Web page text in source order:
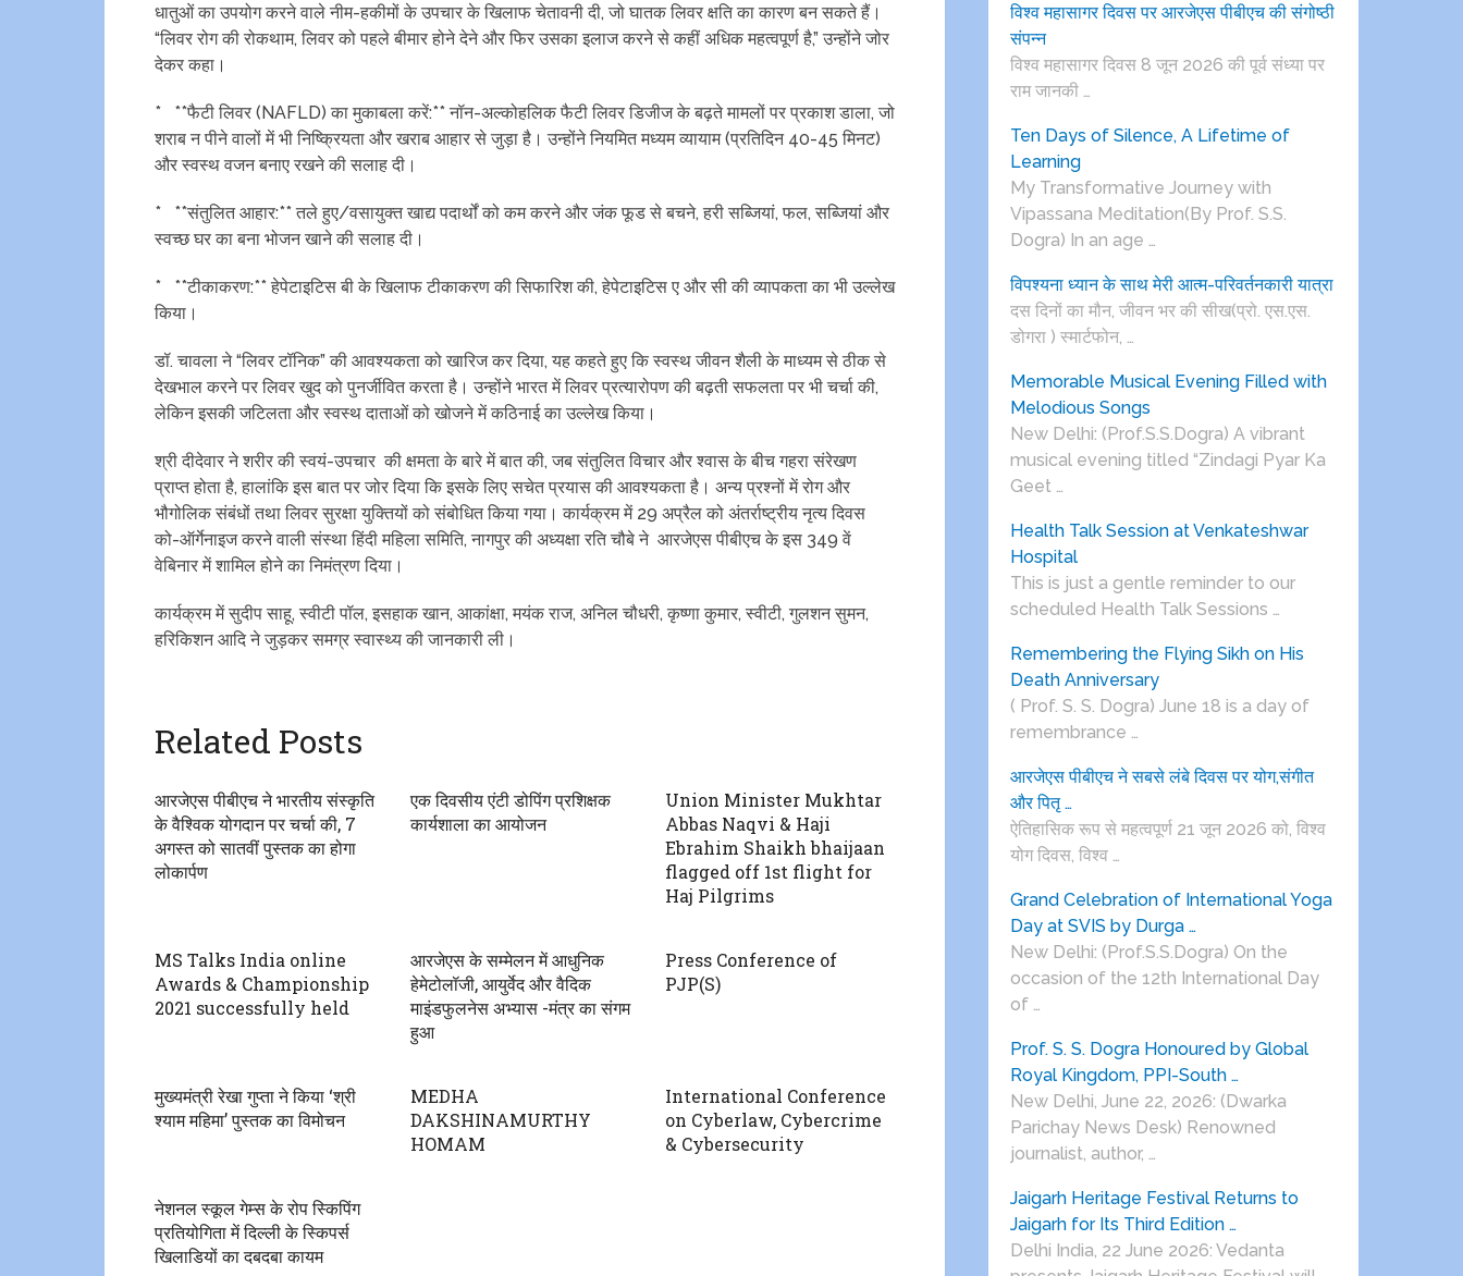
धातुओं का उपयोग करने वाले नीम-हकीमों के उपचार के खिलाफ चेतावनी दी, जो घातक लिवर क्षति का कारण बन सकते हैं।
“लिवर रोग की रोकथाम, लिवर को पहले बीमार होने देने और फिर उसका इलाज करने से कहीं अधिक महत्वपूर्ण है,” उन्होंने जोर
देकर कहा।
* **फैटी लिवर (NAFLD) का मुकाबला करें:** नॉन-अल्कोहलिक फैटी लिवर डिजीज के बढ़ते मामलों पर प्रकाश डाला, जो
शराब न पीने वालों में भी निष्क्रियता और खराब आहार से जुड़ा है। उन्होंने नियमित मध्यम व्यायाम (प्रतिदिन 40-45 मिनट)
और स्वस्थ वजन बनाए रखने की सलाह दी।
* **संतुलित आहार:** तले हुए/वसायुक्त खाद्य पदार्थों को कम करने और जंक फूड से बचने, हरी सब्जियां, फल, सब्जियां और
स्वच्छ घर का बना भोजन खाने की सलाह दी।
* **टीकाकरण:** हेपेटाइटिस बी के खिलाफ टीकाकरण की सिफारिश की, हेपेटाइटिस ए और सी की व्यापकता का भी उल्लेख
किया।
डॉ. चावला ने “लिवर टॉनिक” की आवश्यकता को खारिज कर दिया, यह कहते हुए कि स्वस्थ जीवन शैली के माध्यम से ठीक से
देखभाल करने पर लिवर खुद को पुनर्जीवित करता है। उन्होंने भारत में लिवर प्रत्यारोपण की बढ़ती सफलता पर भी चर्चा की,
लेकिन इसकी जटिलता और स्वस्थ दाताओं को खोजने में कठिनाई का उल्लेख किया।
श्री दीदेवार ने शरीर की स्वयं-उपचार की क्षमता के बारे में बात की, जब संतुलित विचार और श्वास के बीच गहरा संरेखण
प्राप्त होता है, हालांकि इस बात पर जोर दिया कि इसके लिए सचेत प्रयास की आवश्यकता है। अन्य प्रश्नों में रोग और
भौगोलिक संबंधों तथा लिवर सुरक्षा युक्तियों को संबोधित किया गया। कार्यक्रम में 29 अप्रैल को अंतर्राष्ट्रीय नृत्य दिवस
को-ऑर्गेनाइज करने वाली संस्था हिंदी महिला समिति, नागपुर की अध्यक्षा रति चौबे ने आरजेएस पीबीएच के इस 349 वें
वेबिनार में शामिल होने का निमंत्रण दिया।
कार्यक्रम में सुदीप साहू, स्वीटी पॉल, इसहाक खान, आकांक्षा, मयंक राज, अनिल चौधरी, कृष्णा कुमार, स्वीटी, गुलशन सुमन,
हरिकिशन आदि ने जुड़कर समग्र स्वास्थ्य की जानकारी ली।
Related Posts
आरजेएस पीबीएच ने भारतीय संस्कृति
के वैश्विक योगदान पर चर्चा की, 7
अगस्त को सातवीं पुस्तक का होगा
लोकार्पण
एक दिवसीय एंटी डोपिंग प्रशिक्षक
कार्यशाला का आयोजन
Union Minister Mukhtar
Abbas Naqvi & Haji
Ebrahim Shaikh bhaijaan
flagged off 1st flight for
Haj Pilgrims
MS Talks India online
Awards & Championship
2021 successfully held
आरजेएस के सम्मेलन में आधुनिक
हेमेटोलॉजी, आयुर्वेद और वैदिक
माइंडफुलनेस अभ्यास -मंत्र का संगम
हुआ
Press Conference of
PJP(S)
मुख्यमंत्री रेखा गुप्ता ने किया ‘श्री
श्याम महिमा’ पुस्तक का विमोचन
MEDHA
DAKSHINAMURTHY
HOMAM
International Conference
on Cyberlaw, Cybercrime
& Cybersecurity
नेशनल स्कूल गेम्स के रोप स्किपिंग
प्रतियोगिता में दिल्ली के स्किपर्स
खिलाडियों का दबदबा कायम
विश्व महासागर दिवस पर आरजेएस पीबीएच की संगोष्ठी
संपन्न
विश्व महासागर दिवस 8 जून 2026 की पूर्व संध्या पर
राम जानकी …
Ten Days of Silence, A Lifetime of
Learning
My Transformative Journey with
Vipassana Meditation(By Prof. S.S.
Dogra) In an age …
विपश्यना ध्यान के साथ मेरी आत्म-परिवर्तनकारी यात्रा
दस दिनों का मौन, जीवन भर की सीख(प्रो. एस.एस.
डोगरा ) स्मार्टफोन, …
Memorable Musical Evening Filled with
Melodious Songs
New Delhi: (Prof.S.S.Dogra) A vibrant
musical evening titled “Zindagi Pyar Ka
Geet …
Health Talk Session at Venkateshwar
Hospital
This is just a gentle reminder to our
scheduled Health Talk Sessions …
Remembering the Flying Sikh on His
Death Anniversary
( Prof. S. S. Dogra) June 18 is a day of
remembrance …
आरजेएस पीबीएच ने सबसे लंबे दिवस पर योग,संगीत
और पितृ …
ऐतिहासिक रूप से महत्वपूर्ण 21 जून 2026 को, विश्व
योग दिवस, विश्व …
Grand Celebration of International Yoga
Day at SVIS by Durga …
New Delhi: (Prof.S.S.Dogra) On the
occasion of the 12th International Day
of …
Prof. S. S. Dogra Honoured by Global
Royal Kingdom, PPI-South …
New Delhi, June 22, 2026: (Dwarka
Parichay News Desk) Renowned
journalist, author, …
Jaigarh Heritage Festival Returns to
Jaigarh for Its Third Edition …
Delhi India, 22 June 2026: Vedanta